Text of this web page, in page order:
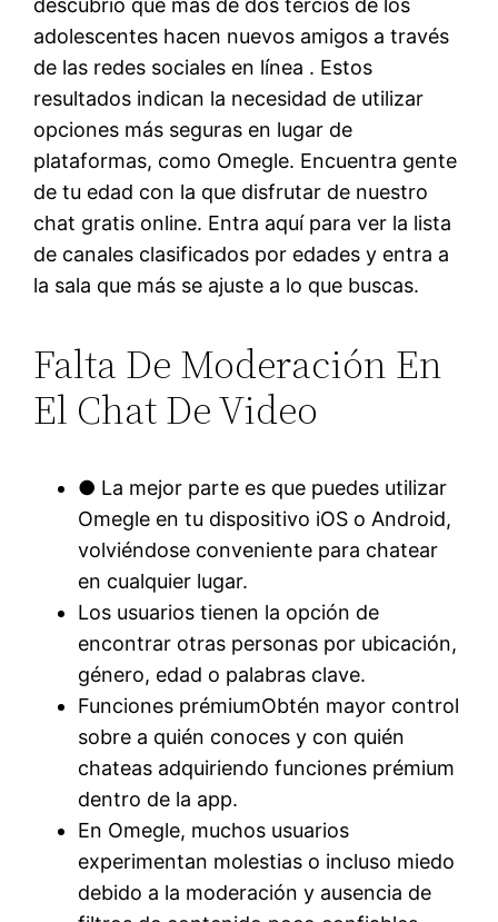
descubrió que más de dos tercios de los
adolescentes hacen nuevos amigos a través
de las redes sociales en línea . Estos
resultados indican la necesidad de utilizar
opciones más seguras en lugar de
plataformas, como Omegle. Encuentra gente
de tu edad con la que disfrutar de nuestro
chat gratis online. Entra aquí para ver la lista
de canales clasificados por edades y entra a
la sala que más se ajuste a lo que buscas.
Falta De Moderación En
El Chat De Video
● La mejor parte es que puedes utilizar
Omegle en tu dispositivo iOS o Android,
volviéndose conveniente para chatear
en cualquier lugar.
Los usuarios tienen la opción de
encontrar otras personas por ubicación,
género, edad o palabras clave.
Funciones prémiumObtén mayor control
sobre a quién conoces y con quién
chateas adquiriendo funciones prémium
dentro de la app.
En Omegle, muchos usuarios
experimentan molestias o incluso miedo
debido a la moderación y ausencia de